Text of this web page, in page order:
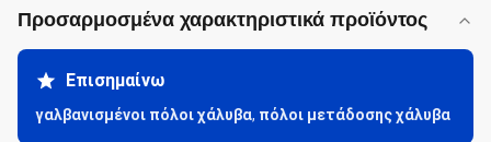
Προσαρμοσμένα χαρακτηριστικά προϊόντος
Επισημαίνω
γαλβανισμένοι πόλοι χάλυβα, πόλοι μετάδοσης χάλυβα